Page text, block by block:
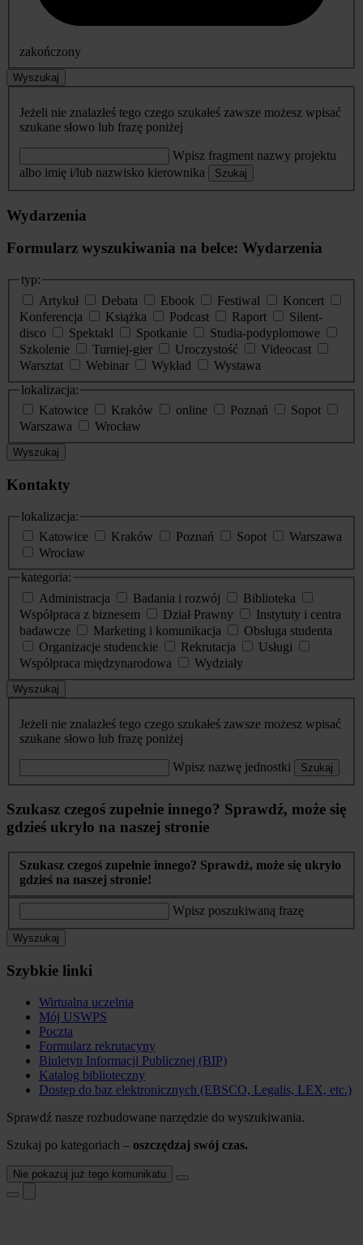
zakończony
Wyszukaj
Jeżeli nie znalazłeś tego czego szukałeś zawsze możesz wpisać
szukane słowo lub frazę poniżej
Wpisz fragment nazwy projektu
albo imię i/lub nazwisko kierownika
Szukaj
Wydarzenia
Formularz wyszukiwania na belce: Wydarzenia
typ:
Artykuł
Debata Ebook Festiwal
Koncert
Konferencja
Książka Podcast Raport
Silent-
disco
Spektakl Spotkanie
Studia-podyplomowe
Szkolenie
Turniej-gier Uroczystość
Videocast
Warsztat
Webinar Wykład
Wystawa
lokalizacja:
Katowice
Kraków online Poznań
Sopot
Warszawa
Wrocław
Wyszukaj
Kontakty
lokalizacja:
Katowice
Kraków Poznań Sopot
Warszawa
Wrocław
kategoria:
Administracja
Badania i rozwój
Biblioteka
Współpraca z biznesem
Dział Prawny
Instytuty i centra
badawcze
Marketing i komunikacja
Obsługa studenta
Organizacje studenckie
Rekrutacja
Usługi
Współpraca międzynarodowa
Wydziały
Wyszukaj
Jeżeli nie znalazłeś tego czego szukałeś zawsze możesz wpisać
szukane słowo lub frazę poniżej
Wpisz nazwę jednostki Szukaj
Szukasz czegoś zupełnie innego? Sprawdź, może się
gdzieś ukryło na naszej stronie
Szukasz czegoś zupełnie innego? Sprawdź, może się ukryło
gdzieś na naszej stronie!
Wpisz poszukiwaną frazę
Wyszukaj
Szybkie linki
Wirtualna uczelnia
Mój USWPS
Poczta
Formularz rekrutacyny
Biuletyn Informacji Publicznej (BIP)
Katalog biblioteczny
Dostęp do baz elektronicznych (EBSCO, Legalis, LEX, etc.)
Sprawdź nasze rozbudowane narzędzie do wyszukiwania.
Szukaj po kategoriach – oszczędzaj swój czas.
Nie pokazuj już tego komunikatu